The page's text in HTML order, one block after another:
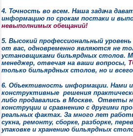
4. Точность во всем. Наша задача
информацию по срокам постаки и
невыполнимых обещаний!
5. Высокий профессиональный
от вас, одновременно являются не
установщиками бильярдных столов.
менеджер, отвечая на ваши вопросы,
только бильярдных столов, но и
6. Объективность информации. Нами
конструктивные решения
либо продавались в Москве. Ответы
конструции и сравнению с другими
реальных фактах. За много лет
сукна, ремонту, сборке, разборке,
упаковке и хранению бильярдных